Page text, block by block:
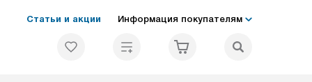
Статьи и акции Информация покупателям